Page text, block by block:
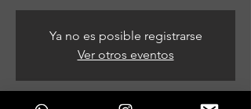
Ya no es posible registrarse
Ver otros eventos